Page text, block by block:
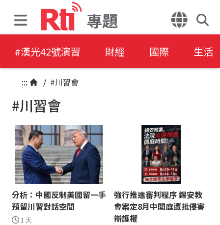
專題
#漢光42號演習 財經 國際 生活
::: / #川習會
#川習會
分析：中國反制美國留一手
預留川習對話空間
1 天
強行推進審判程序 錫安教
會案定8月中開庭遭批侵害
辯護權